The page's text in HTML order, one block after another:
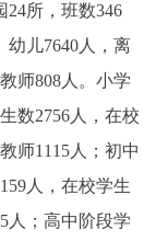
24所，班数346
幼儿7640人，离
师808人。小学
数2756人，在校
师1115人；初中
人，在校学生
人；高中阶段学